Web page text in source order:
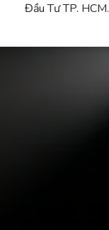
Đầu Tư TP. HCM.